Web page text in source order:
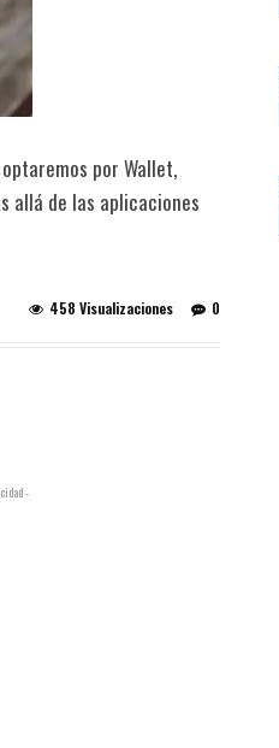
por Wallet,
allá de las aplicaciones
0
458 Visualizaciones
-